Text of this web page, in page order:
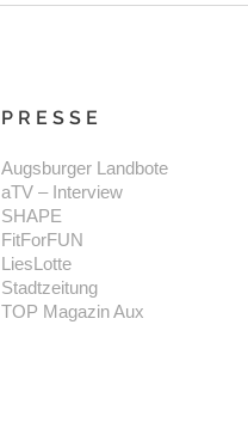
PRESSE
Augsburger Landbote
aTV – Interview
SHAPE
FitForFUN
LiesLotte
Stadtzeitung
TOP Magazin Aux